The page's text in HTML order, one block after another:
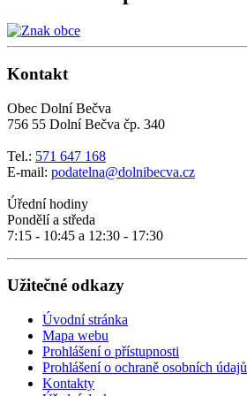
Kontakt
Obec Dolní Bečva
756 55 Dolní Bečva čp. 340
Tel.: 571 647 168
E-mail: podatelna@dolnibecva.cz
Úřední hodiny
Pondělí a středa
7:15 - 10:45 a 12:30 - 17:30
Užitečné odkazy
Úvodní stránka
Mapa webu
Prohlášení o přístupnosti
Prohlášení o ochraně osobních údajů
Kontakty